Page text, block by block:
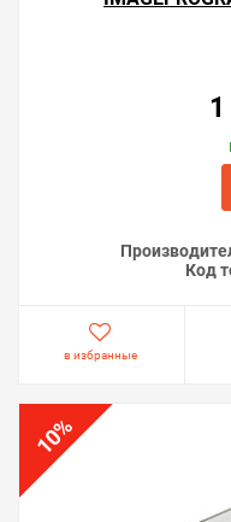
головки
оформите заказ или
Мы ответим на
принтере
1
Код
в избранные
10
%